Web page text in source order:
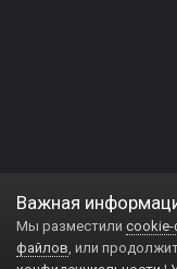
Важная
Мы разместили
файлов, или